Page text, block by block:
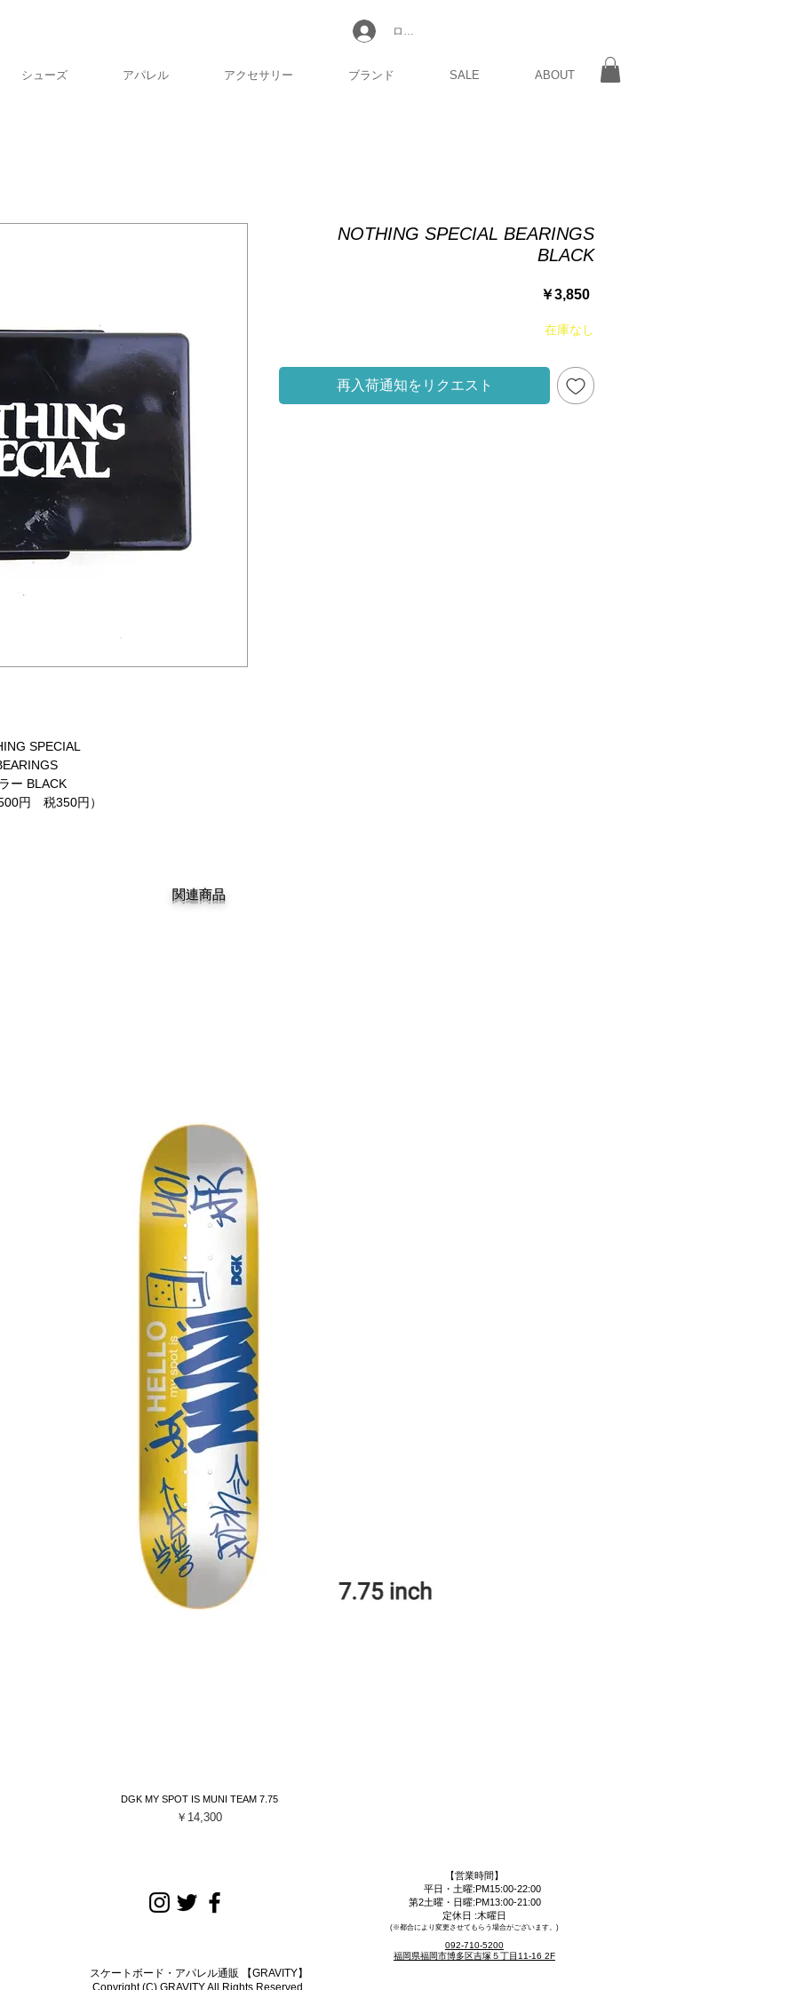
シューズ アパレル アクセサリー ブランド SALE ABOUT
ログイン
SPECIAL
ー BLACK
円 税350円）
NOTHING SPECIAL BEARINGS
BLACK
￥3,850価
在庫なし
再入荷通知をリクエスト
関連商品
クイックビュー
DGK MY SPOT IS MUNI TEAM 7.75
価格
￥14,300
スケートボード・アパレル通販 【GRAVITY】
Copyright (C) GRAVITY All Rights Reserved.
【営業時間】
平日・土曜:PM15:00-22:00
第2土曜・日曜:PM13:00-21:00
定休日 :木曜日​
(​※都合により変更させてもらう場合がございます。)
092-710-5200
福岡県福岡市博多区吉塚５丁目11-16 2F